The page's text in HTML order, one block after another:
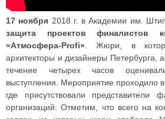
17 ноября 2018 г. в Академии им.
защита проектов финалистов
«Атмосфера-Profi». Жюри, в
архитекторы и дизайнеры Петербурга,
течение четырех часов
выступления. Мероприятие проходило
где присутствовали представители
организаций. Отметим, что всего на